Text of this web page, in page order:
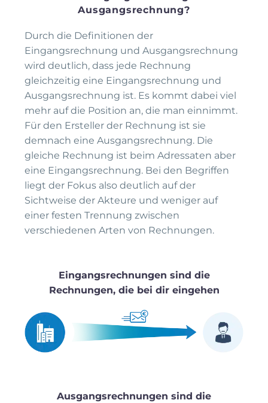
Ausgangsrechnung?
Durch die Definitionen der
Eingangsrechnung und Ausgangsrechnung
wird deutlich, dass jede Rechnung
gleichzeitig eine Eingangsrechnung und
Ausgangsrechnung ist. Es kommt dabei viel
mehr auf die Position an, die man einnimmt.
Für den Ersteller der Rechnung ist sie
demnach eine Ausgangsrechnung. Die
gleiche Rechnung ist beim Adressaten aber
eine Eingangsrechnung. Bei den Begriffen
liegt der Fokus also deutlich auf der
Sichtweise der Akteure und weniger auf
einer festen Trennung zwischen
verschiedenen Arten von Rechnungen.
Eingangsrechnungen sind die
Rechnungen, die bei dir eingehen
Ausgangsrechnungen sind die